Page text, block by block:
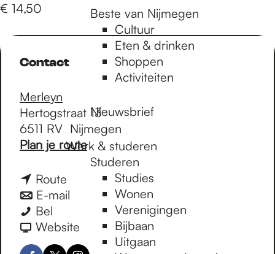
Beste van Nijmegen
Cultuur
Eten & drinken
Shoppen
Activiteiten
Nieuwsbrief
Werk & studeren
Studeren
Studies
Wonen
Verenigingen
Bijbaan
Uitgaan
€ 14,50
Contact
Merleyn
Hertogstraat 13
6511 RV Nijmegen
Plan je routen
a
Route
a
r
D
E-mail
a
r
Bel
e
a
Website
a